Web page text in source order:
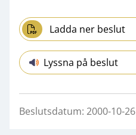
Ladda ner beslut
Lyssna på beslut
Beslutsdatum: 2000-10-26